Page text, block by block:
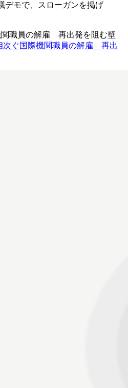
関職員の解雇 再出発を阻む壁
次ぐ国際機関職員の解雇 再出